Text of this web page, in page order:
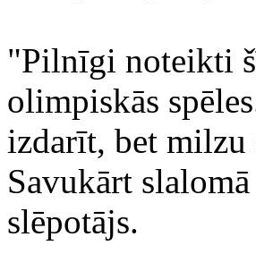
"Pilnīgi noteikti
olimpiskās
izdarīt, bet milzu
Savukārt
slēpotājs.